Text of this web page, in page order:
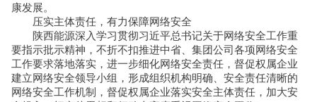
康发展。
压实主体责任，有力保障网络安全
陕西能源深入学习贯彻习近平总书记关于网络安全工作重
要指示批示精神，不折不扣推进中省、集团公司各项网络安全
工作要求落地落实，进一步细化网络安全责任，督促权属企业
建立网络安全领导小组，形成组织机构明确、安全责任清晰的
网络安全工作机制，督促权属企业落实安全主体责任，加大安